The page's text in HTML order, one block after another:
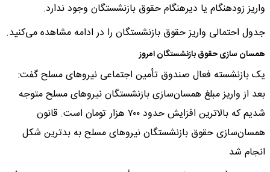
واریز زودهنگام یا دیرهنگام حقوق بازنشستگان وجود ندارد.
جدول احتمالی واریز حقوق بازنشستگان را در ادامه مشاهده می‌کنید.
همسان سازی حقوق بازنشستگان امروز
یک بازنشسته فعال صندوق تأمین اجتماعی نیروهای مسلح گفت:
بعد از واریز مبلغ همسان‌سازی بازنشستگان نیروهای مسلح متوجه
شدیم که بالاترین افزایش حدود ۷۰۰ هزار تومان است. قانون
همسان‌سازی حقوق بازنشستگان نیروهای مسلح به بدترین شکل
انجام شد